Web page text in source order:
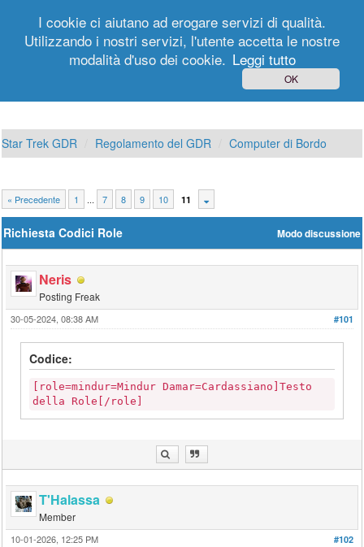
Registrati
Star Trek GDR Regolamento del GDR Computer di Bordo
« Precedente 1 ... 7 8 9 10 11
Modo discussione
Richiesta Codici Role
Neris
Posting Freak
#101
30-05-2024, 08:38 AM
Codice:
[role=mindur=Mindur Damar=Cardassiano]Testo
della Role[/role]
T'Halassa
Member
#102
10-01-2026, 12:25 PM
I cookie ci aiutano ad erogare servizi di qualità.
Utilizzando i nostri servizi, l'utente accetta le nostre
modalità d'uso dei cookie. Leggi tutto
OK